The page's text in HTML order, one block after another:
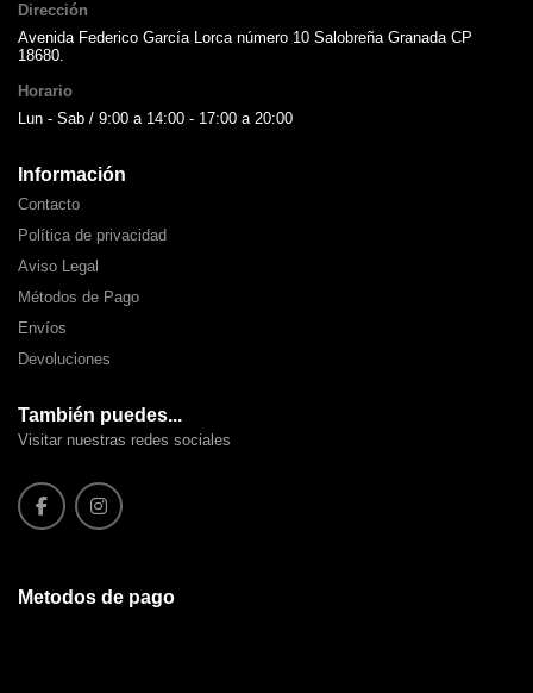
Dirección
Avenida Federico García Lorca número 10 Salobreña Granada CP
18680.
Horario
Lun - Sab / 9:00 a 14:00 - 17:00 a 20:00
Información
Contacto
Política de privacidad
Aviso Legal
Métodos de Pago
Envíos
Devoluciones
También puedes...
Visitar nuestras redes sociales
Metodos de pago